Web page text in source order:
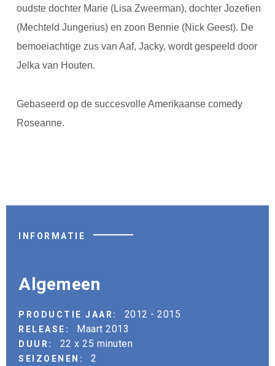
oudste dochter Marie (Lisa Zweerman), dochter Jozefien
(Mechteld Jungerius) en zoon Bennie (Nick Geest). De
bemoeiachtige zus van Aaf, Jacky, wordt gespeeld door
Jelka van Houten.
Gebaseerd op de succesvolle Amerikaanse comedy
Roseanne.
INFORMATIE
Algemeen
PRODUCTIE JAAR: 2012 - 2015
RELEASE: Maart 2013
DUUR: 22 x 25 minuten
SEIZOENEN: 2